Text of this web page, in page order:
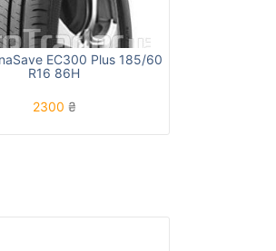
EC300 Plus 185/60
R16 86H
2300 ₴